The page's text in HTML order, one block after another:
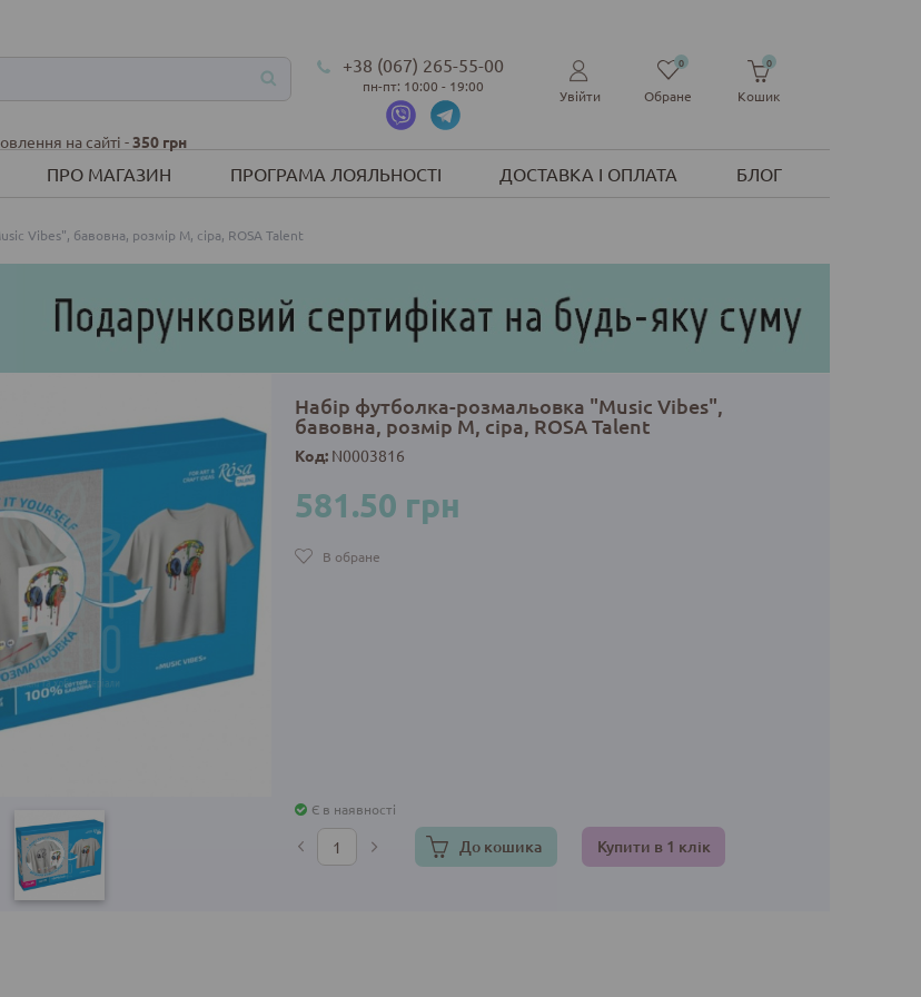
на сайті -350 грн
+38 (067) 265-55-00
пн-пт: 10:00 - 19:00
Увійти Обране
0
Кошик
0
ПРО МАГАЗИН ПРОГРАМА ЛОЯЛЬНОСТІ ДОСТАВКА І ОПЛАТА БЛОГ
Vibes", бавовна, розмір M, сіра, ROSA Talent
Набір футболка-розмальовка "Music Vibes",
бавовна, розмір M, сіра, ROSA Talent
Код: N0003816
581.50 грн
В обране
Є в наявності
До кошика Купити в 1 клік